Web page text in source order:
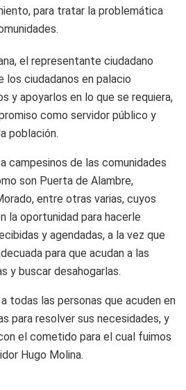
para tratar la problemática
el representante ciudadano
los ciudadanos en palacio
y apoyarlos en lo que se requiera,
como servidor público y
población.
campesinos de las comunidades
son Puerta de Alambre,
entre otras varias, cuyos
la oportunidad para hacerle
y agendadas, a la vez que
para que acudan a las
y buscar desahogarlas.
todas las personas que acuden en
para resolver sus necesidades, y
el cometido para el cual fuimos
Hugo Molina.